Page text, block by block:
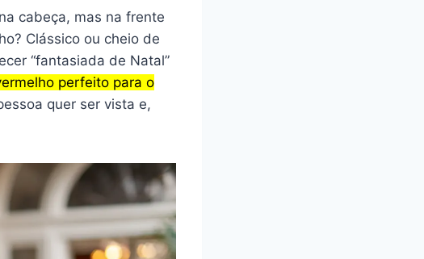
cabeça, mas na frente
Clássico ou cheio de
“fantasiada de Natal”
perfeito para o
quer ser vista e,